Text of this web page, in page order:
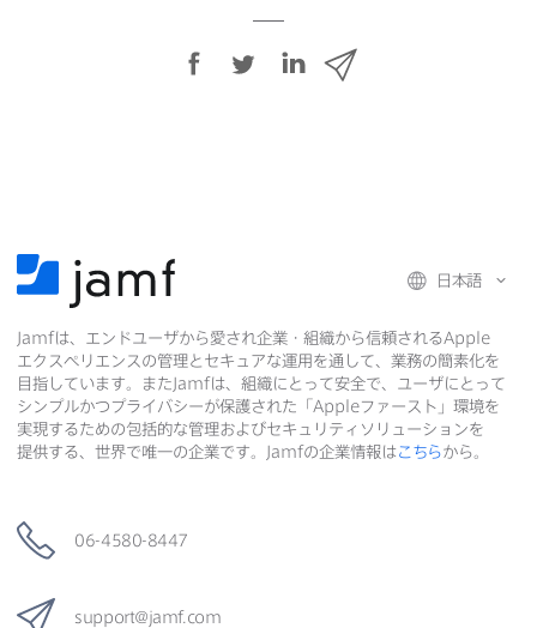
共
有
有
共
有
日本語
Jamfは、​エンドユーザから​愛され企業・組織から​信頼されるApple
エクスペリエンスの​管理と​セキュアな​運用を​通して、​業務の​簡素化を​
目指しています。​また Jamfは、​組織に​とって​安全で、​ユーザに​とって​
シンプルかつプライバシーが​保護された​「 Appleファースト」環境を​
実現する​ための​包括的な​管理および​セキュリティソリューションを​
提供する、​世界で​唯一の​企業です。
Jamfの​企業情報はこちらから。
06-4580-8447
support@jamf. com